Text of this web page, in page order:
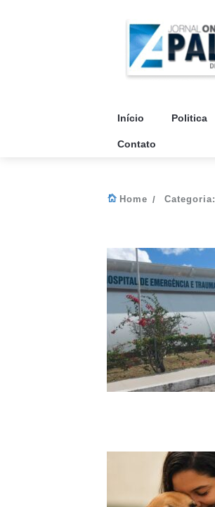
Início Politica
Contato
Home Categoria: